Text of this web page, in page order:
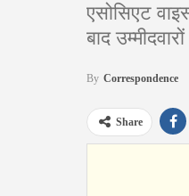
एसोसिएट
बाद
By Correspondence
Share